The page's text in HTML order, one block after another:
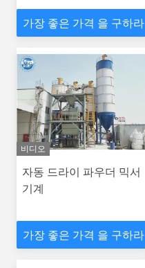
접착제 접착제 그라우트
제조 기계
가장 좋은 가격 을 구하라
비디오
자동 드라이 파우더 믹서
기계
가장 좋은 가격 을 구하라